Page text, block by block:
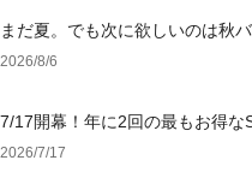
まだ夏。でも次に欲しいのは秋
2026/8/6
7/17開幕！年に2回の最もお得な
2026/7/17